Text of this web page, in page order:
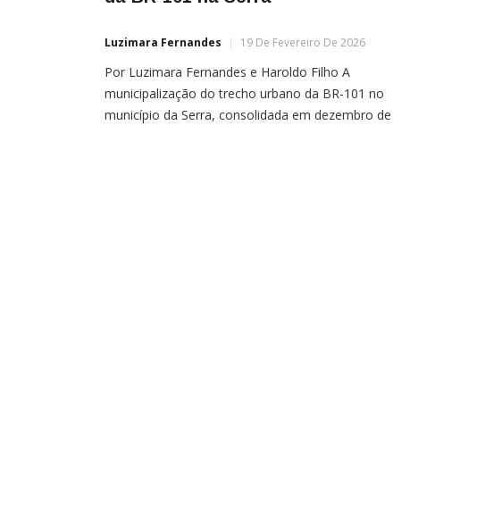
Luzimara Fernandes 19 De Fevereiro De 2026
Por Luzimara Fernandes e Haroldo Filho A
municipalização do trecho urbano da BR-101 no
município da Serra, consolidada em dezembro de